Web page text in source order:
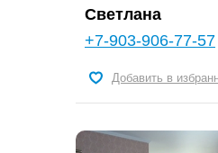
Светлана
+7-903-906-77-57
Добавить в